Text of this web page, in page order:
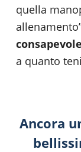
quella
a quanto
Ancora